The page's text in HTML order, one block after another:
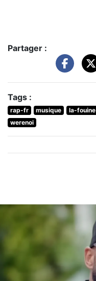
Partager :
Tags :
rap-fr musique la-fouine
werenoi